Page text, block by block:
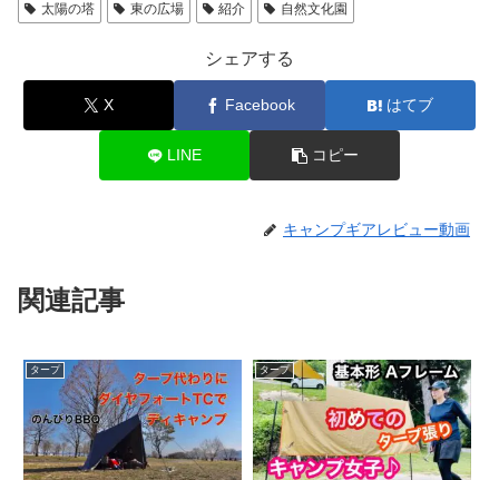
太陽の塔
東の広場 紹介 自然文化園
シェアする
X Facebook はてブ
LINE コピー
キャンプギアレビュー動画
関連記事
タープ タープ